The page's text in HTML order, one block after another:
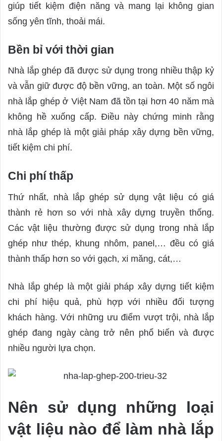
giúp tiết kiệm điện năng và mang lại không gian
sống yên tĩnh, thoải mái.
Bền bỉ với thời gian
Nhà lắp ghép đã được sử dụng trong nhiều thập kỷ
và vẫn giữ được độ bền vững, an toàn. Một số ngôi
nhà lắp ghép ở Việt Nam đã tồn tại hơn 40 năm mà
không hề xuống cấp. Điều này chứng minh rằng
nhà lắp ghép là một giải pháp xây dựng bền vững,
tiết kiệm chi phí.
Chi phí thấp
Thứ nhất, nhà lắp ghép sử dụng vật liệu có giá
thành rẻ hơn so với nhà xây dựng truyền thống.
Các vật liệu thường được sử dụng trong nhà lắp
ghép như thép, khung nhôm, panel,… đều có giá
thành thấp hơn so với gạch, xi măng, cát,…
Nhà lắp ghép là một giải pháp xây dựng tiết kiệm
chi phí hiệu quả, phù hợp với nhiều đối tượng
khách hàng. Với những ưu điểm vượt trội, nhà lắp
ghép đang ngày càng trở nên phổ biến và được
nhiều người lựa chọn.
Nên sử dụng những loại
vật liệu nào để làm nhà lắp